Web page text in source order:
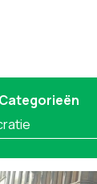
Categorieën